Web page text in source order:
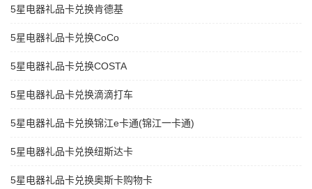
5星电器礼品卡兑换肯德基
5星电器礼品卡兑换CoCo
5星电器礼品卡兑换COSTA
5星电器礼品卡兑换滴滴打车
5星电器礼品卡兑换锦江e卡通(锦江一卡通)
5星电器礼品卡兑换纽斯达卡
5星电器礼品卡兑换奥斯卡购物卡